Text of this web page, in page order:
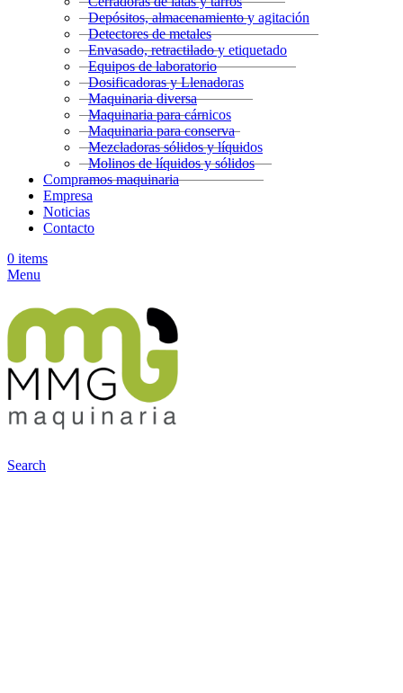
Depósitos, almacenamiento y agitación
Detectores de metales
Envasado, retractilado y etiquetado
Equipos de laboratorio
Dosificadoras y Llenadoras
Maquinaria diversa
Maquinaria para cárnicos
Maquinaria para conserva
Mezcladoras sólidos y líquidos
Molinos de líquidos y sólidos
Compramos maquinaria
Empresa
Noticias
Contacto
0 items
Menu
Search